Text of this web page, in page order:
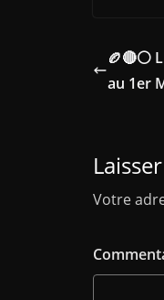
🏉🔴⚪
au 1er
Votre